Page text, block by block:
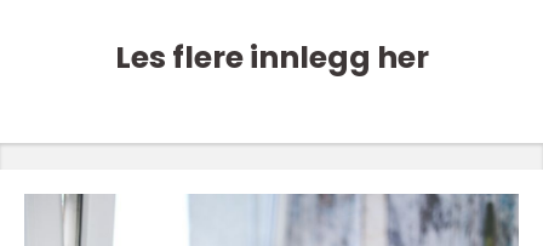
Les flere innlegg her